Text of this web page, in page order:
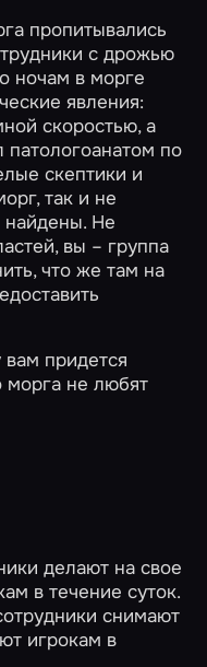
пропитывались
с дрожью
ночам в морге
явления:
скоростью, а
по
скептики и
так и не
найдены. Не
вы – группа
что же там на
придется
морга не любят
делают на свое
в течение суток.
снимают
игрокам в